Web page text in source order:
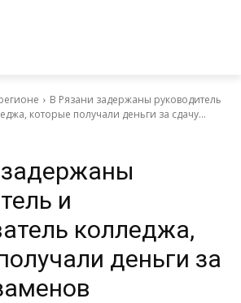
В Рязани задержаны руководитель
которые получали деньги за сдачу...
и
колледжа,
деньги за